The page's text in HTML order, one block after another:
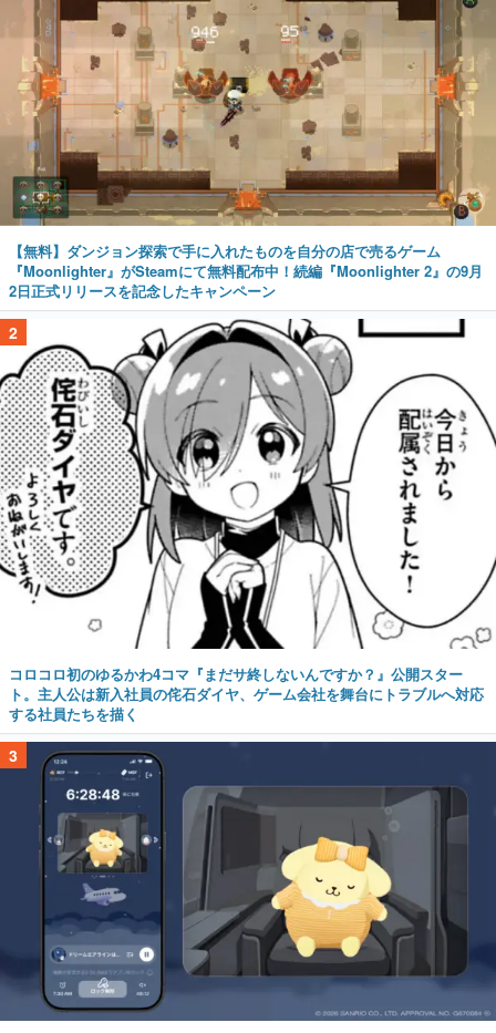
【無料】ダンジョン探索で手に入れたものを自分の店で売るゲーム
『Moonlighter』がSteamにて無料配布中！続編『Moonlighter 2』の9月
2日正式リリースを記念したキャンペーン
2
コロコロ初のゆるかわ4コマ『まだサ終しないんですか？』公開スター
ト。主人公は新入社員の侘石ダイヤ、ゲーム会社を舞台にトラブルへ対応
する社員たちを描く
3